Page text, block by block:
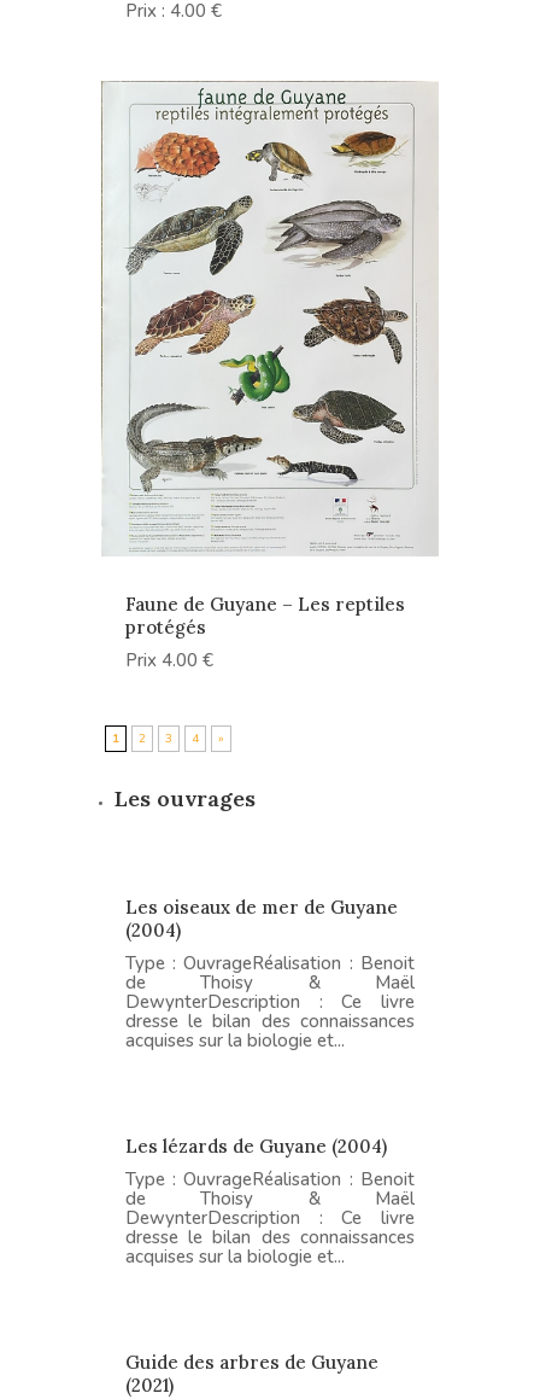
Prix : 4.00 €
Faune de Guyane – Les reptiles
protégés
Prix 4.00 €
1 2 3 4 »
Les ouvrages
Les oiseaux de mer de Guyane
(2004)
Type : OuvrageRéalisation : Benoit
de Thoisy & Maël
DewynterDescription : Ce livre
dresse le bilan des connaissances
acquises sur la biologie et...
Les lézards de Guyane (2004)
Type : OuvrageRéalisation : Benoit
de Thoisy & Maël
DewynterDescription : Ce livre
dresse le bilan des connaissances
acquises sur la biologie et...
Guide des arbres de Guyane
(2021)